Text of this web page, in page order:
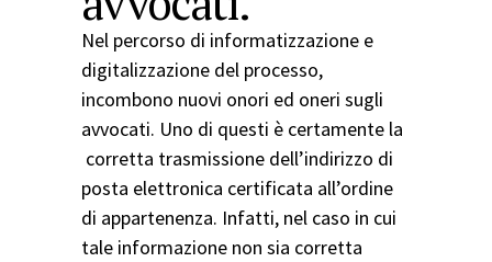
Nel percorso di informatizzazione e
digitalizzazione del processo,
incombono nuovi onori ed oneri sugli
avvocati. Uno di questi è certamente la
corretta trasmissione dell’indirizzo di
posta elettronica certificata all’ordine
di appartenenza. Infatti, nel caso in cui
tale informazione non sia corretta